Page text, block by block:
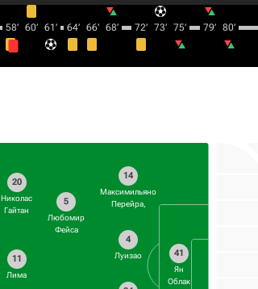
58‎’‎ 60‎’‎ 61‎’‎ 64‎’‎ 66‎’‎ 68‎’‎ 72‎’‎ 73‎’‎ 75‎’‎ 79‎’‎ 80‎’‎
41
Ян
Облак
14
Максимильяно
Перейра,
4
Луизао
5
Любомир
Фейса
20
Николас
Гайтан
11
Лима